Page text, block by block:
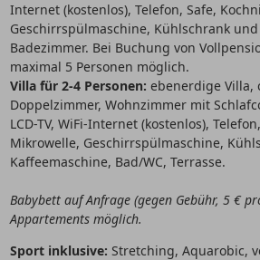
Internet (kostenlos), Telefon, Safe,
Geschirrspülmaschine, Kühlschrank
Badezimmer. Bei Buchung von
maximal 5 Personen möglich.
Villa für 2-4 Personen: ebenerdige Villa,
Doppelzimmer, Wohnzimmer mit
LCD-TV, WiFi-Internet (kostenlos),
Mikrowelle, Geschirrspülmaschine,
Kaffeemaschine, Bad/WC, Terrasse.
Babybett auf Anfrage (gegen Gebühr, 5 €
Appartements möglich.
Sport inklusive: Stretching, Aquarobic,